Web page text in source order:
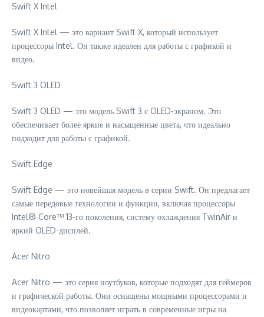
Swift X Intel
Swift X Intel — это вариант Swift X, который использует
процессоры Intel. Он также идеален для работы с графикой и
видео.
Swift 3 OLED
Swift 3 OLED — это модель Swift 3 с OLED-экраном. Это
обеспечивает более яркие и насыщенные цвета, что идеально
подходит для работы с графикой.
Swift Edge
Swift Edge — это новейшая модель в серии Swift. Он предлагает
самые передовые технологии и функции, включая процессоры
Intel® Core™ 13-го поколения, систему охлаждения TwinAir и
яркий OLED-дисплей.
Acer Nitro
Acer Nitro — это серия ноутбуков, которые подходят для геймеров
и графической работы. Они оснащены мощными процессорами и
видеокартами, что позволяет играть в современные игры на